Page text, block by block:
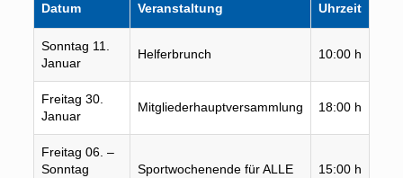
Datum Veranstaltung Uhrzeit
Sonntag 11.
Januar
Helferbrunch 10:00 h
Freitag 30.
Januar
Mitgliederhauptversammlung 18:00 h
Freitag 06. –
Sonntag
Sportwochenende für ALLE 15:00 h